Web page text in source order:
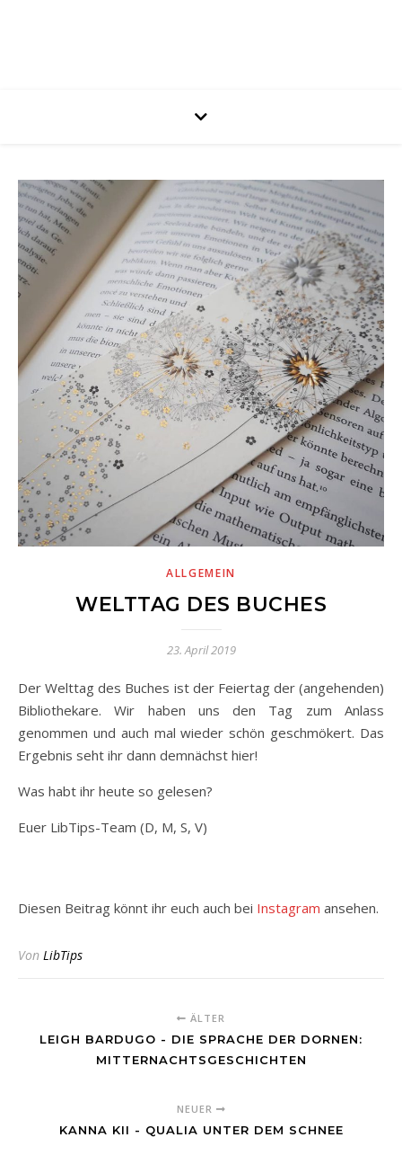
ALLGEMEIN
WELTTAG DES BUCHES
23. April 2019
Der Welttag des Buches ist der Feiertag der (angehenden)
Bibliothekare. Wir haben uns den Tag zum Anlass
genommen und auch mal wieder schön geschmökert. Das
Ergebnis seht ihr dann demnächst hier!
Was habt ihr heute so gelesen?
Euer LibTips-Team (D, M, S, V)
Diesen Beitrag könnt ihr euch auch bei Instagram ansehen.
Von LibTips
ÄLTER
LEIGH BARDUGO - DIE SPRACHE DER DORNEN:
MITTERNACHTSGESCHICHTEN
NEUER
KANNA KII - QUALIA UNTER DEM SCHNEE